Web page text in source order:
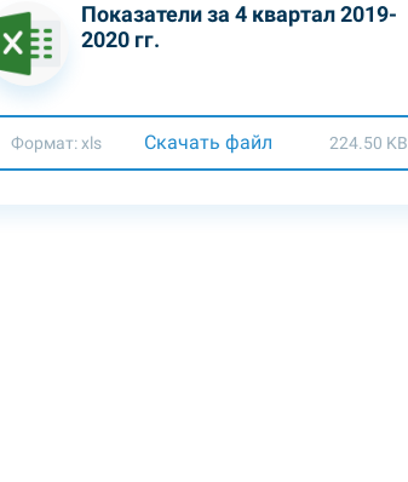
Показатели за 4 квартал 2019-
2020 гг.
Формат: xls Скачать файл 224.50 KB